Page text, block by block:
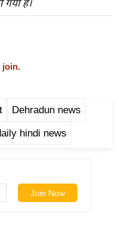
गयी है।
join.
Dehradun news
hindi news